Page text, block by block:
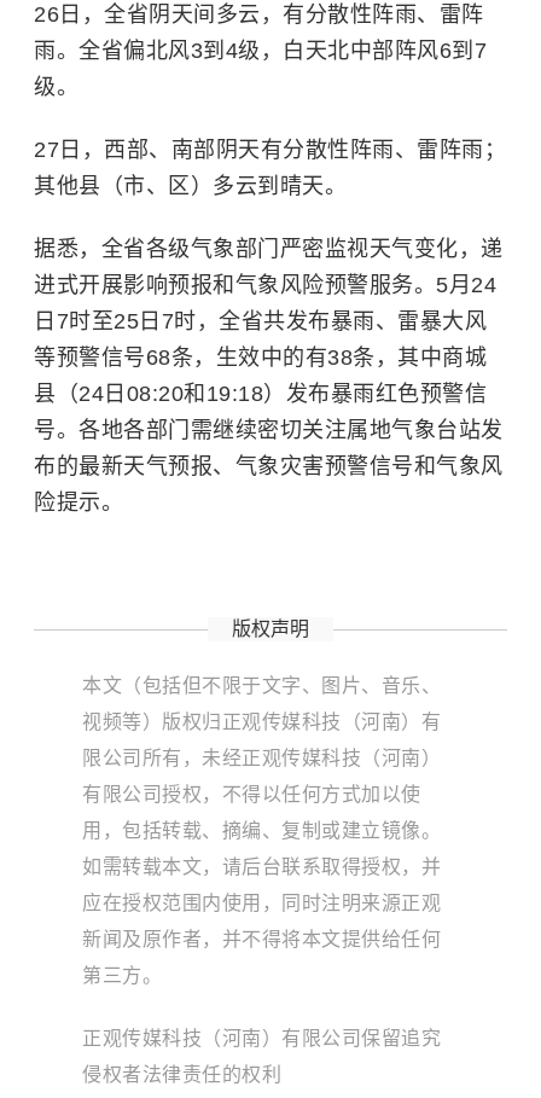
26日，全省阴天间多云，有分散性阵雨、雷阵
雨。全省偏北风3到4级，白天北中部阵风6到7
级。
27日，西部、南部阴天有分散性阵雨、雷阵雨；
其他县（市、区）多云到晴天。
据悉，全省各级气象部门严密监视天气变化，递
进式开展影响预报和气象风险预警服务。5月24
日7时至25日7时，全省共发布暴雨、雷暴大风
等预警信号68条，生效中的有38条，其中商城
县（24日08:20和19:18）发布暴雨红色预警信
号。各地各部门需继续密切关注属地气象台站发
布的最新天气预报、气象灾害预警信号和气象风
险提示。
版权声明
本文（包括但不限于文字、图片、音乐、
视频等）版权归正观传媒科技（河南）有
限公司所有，未经正观传媒科技（河南）
有限公司授权，不得以任何方式加以使
用，包括转载、摘编、复制或建立镜像。
如需转载本文，请后台联系取得授权，并
应在授权范围内使用，同时注明来源正观
新闻及原作者，并不得将本文提供给任何
第三方。
正观传媒科技（河南）有限公司保留追究
侵权者法律责任的权利